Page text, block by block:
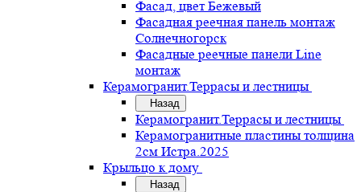
Фасад, цвет Бежевый
Фасадная реечная панель монтаж
Солнечногорск
Фасадные реечные панели Line
монтаж
Керамогранит.Террасы и лестницы
Назад
Керамогранит.Террасы и лестницы
Керамогранитные пластины толщина
2см Истра.2025
Крыльцо к дому
Назад